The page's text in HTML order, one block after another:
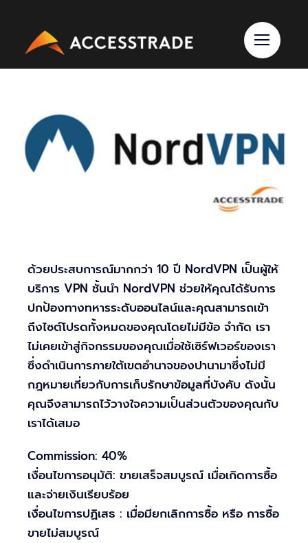
content
ด้วยประสบการณ์มากกว่า 10 ปี NordVPN เป็นผู้ให้
บริการ VPN ชั้นนำ NordVPN ช่วยให้คุณได้รับการ
ปกป้องทางทหารระดับออนไลน์และคุณสามารถเข้า
ถึงไซต์โปรดทั้งหมดของคุณโดยไม่มีข้อ จำกัด เรา
ไม่เคยเข้าสู่กิจกรรมของคุณเมื่อใช้เซิร์ฟเวอร์ของเรา
ซึ่งดำเนินการภายใต้เขตอำนาจของปานามาซึ่งไม่มี
กฎหมายเกี่ยวกับการเก็บรักษาข้อมูลที่บังคับ ดังนั้น
คุณจึงสามารถไว้วางใจความเป็นส่วนตัวของคุณกับ
เราได้เสมอ
Commission: 40%
เงื่อนไขการอนุมัติ: ขายเสร็จสมบูรณ์ เมื่อเกิดการซื้อ
และจ่ายเงินเรียบร้อย
เงื่อนไขการปฏิเสธ : เมื่อมียกเลิกการซื้อ หรือ การซื้อ
ขายไม่สมบูรณ์